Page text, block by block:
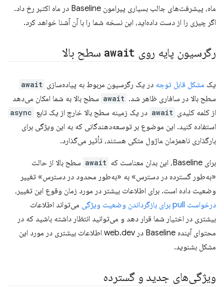
ماه، پیشرفت‌های جالب بسیاری پیرامون Baseline در ماه اکتبر رخ داد.
اگر چیزی را از دست داده‌اید، این نسخه شما را با آن آشنا خواهد کرد.
رگرسیون پایه روی await سطح بالا
یک مشکل قابل توجه در یک رگرسیون مربوط به پیاده‌سازی await
سطح بالا در سافاری ظاهر شد. await سطح بالا به شما امکان می‌دهد
از کلمه کلیدی await در یک زمینه سطح بالا خارج از یک تابع async
استفاده کنید. این موضوع بر توسعه‌دهندگانی که به این ویژگی برای
بارگذاری ناهمزمان ماژول متکی هستند، تأثیر می‌گذارد.
برای Baseline، این بدان معناست که await سطح بالا از حالت
«به‌طور گسترده در دسترس» به «به‌طور محدود در دسترس» تغییر
وضعیت داده است. برای اطلاعات بیشتر در مورد زمان وقوع این تغییر،
درخواست pull برای بازگرداندن وضعیت ویژگی
می‌تواند اطلاعات
بیشتری در اختیار شما قرار دهد و می‌توانید انتظار داشته باشید که در
محتوای آینده Baseline در web.dev اطلاعات بیشتری در مورد این
مشکل بشنوید.
ویژگی‌های جدید و گسترده